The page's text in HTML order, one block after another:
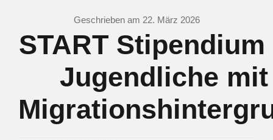
Förderverein
Geschrieben am 22. März 2026
START
Jugendliche mit